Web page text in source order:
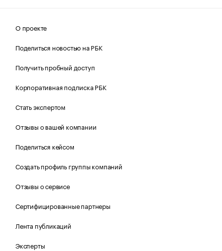
О проекте
Поделиться новостью на РБК
Получить пробный доступ
Корпоративная подписка РБК
Стать экспертом
Отзывы о вашей компании
Поделиться кейсом
Создать профиль группы компаний
Отзывы о сервисе
Сертифицированные партнеры
Лента публикаций
Эксперты